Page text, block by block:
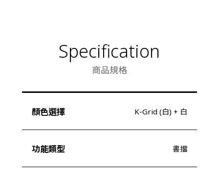
Specification
商品規格
顏色選擇 K-Grid (白) + 白
功能類型 書擋